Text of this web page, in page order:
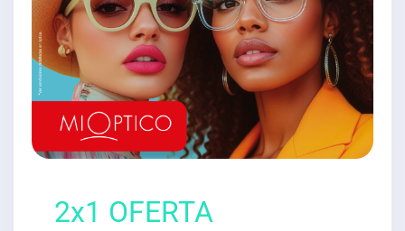
2x1 OFERTA